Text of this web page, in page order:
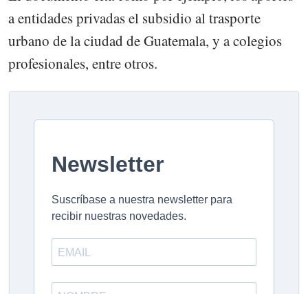
a entidades privadas el subsidio al trasporte
urbano de la ciudad de Guatemala, y a colegios
profesionales, entre otros.